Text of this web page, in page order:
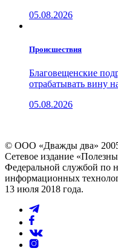
05.08.2026
Проиcшествия
Благовещенские
отрабатывать вину
05.08.2026
© ООО «Дважды два»
Сетевое издание
Федеральной службой по
информационных
13 июля 2018 года.